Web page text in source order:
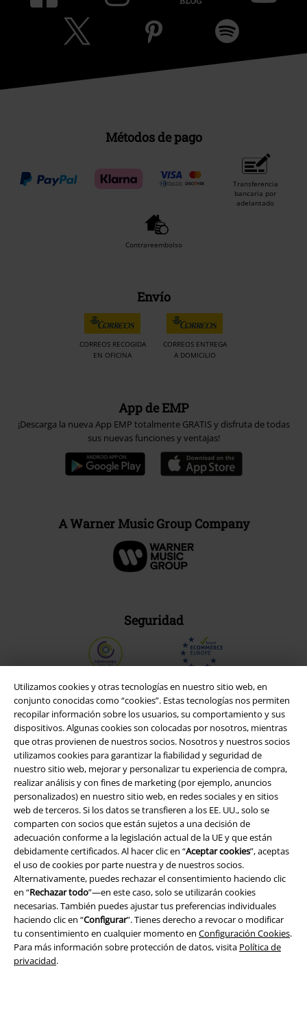
Utilizamos cookies y otras tecnologías en nuestro sitio web, en
conjunto conocidas como “cookies”. Estas tecnologías nos permiten
recopilar información sobre los usuarios, su comportamiento y sus
dispositivos. Algunas cookies son colocadas por nosotros, mientras
que otras provienen de nuestros socios. Nosotros y nuestros socios
utilizamos cookies para garantizar la fiabilidad y seguridad de
nuestro sitio web, mejorar y personalizar tu experiencia de compra,
realizar análisis y con fines de marketing (por ejemplo, anuncios
personalizados) en nuestro sitio web, en redes sociales y en sitios
web de terceros. Si los datos se transfieren a los EE. UU., solo se
comparten con socios que están sujetos a una decisión de
adecuación conforme a la legislación actual de la UE y que están
debidamente certificados. Al hacer clic en “Aceptar cookies”, aceptas
el uso de cookies por parte nuestra y de nuestros socios.
Alternativamente, puedes rechazar el consentimiento haciendo clic
en “Rechazar todo”—en este caso, solo se utilizarán cookies
necesarias. También puedes ajustar tus preferencias individuales
haciendo clic en “Configurar”. Tienes derecho a revocar o modificar
tu consentimiento en cualquier momento en Configuración Cookies.
Para más información sobre protección de datos, visita Política de
privacidad.
Métodos de pago
Transferencia
bancaria por
adelantado
Contrareembolso
Envío
CORREOS RECOGIDA
EN OFICINA
CORREOS ENTREGA
A DOMICILIO
App de EMP
¡Descarga la nueva App EMP totalmente GRATIS y disfruta de todas
sus nuevas funciones y ventajas!
A Warner Music Group Company
Seguridad
Legal
Términos y Condiciones
Aviso Legal
Ley protección de datos
Eliminación de residuos y protección del medioambiente
Declaración de Conformidad